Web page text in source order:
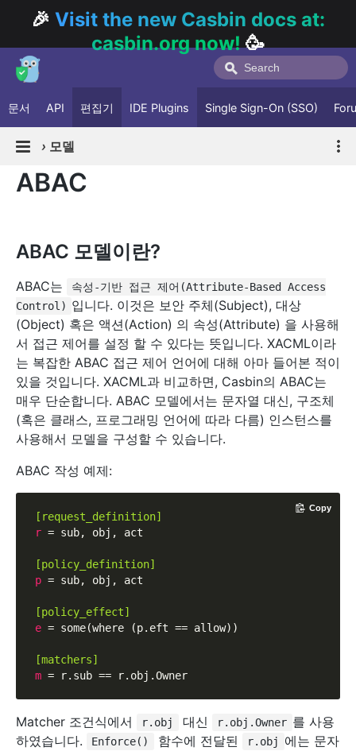
🎉 Visit the new Casbin docs at:
casbin.org now!🥳
문서 API 편집기 IDE Plugins Single Sign-On (SSO)
› 모델
ABAC
ABAC 모델이란?
ABAC는
속성-기반 접근 제어(Attribute-Based Access
Control) 입니다. 이것은 보안 주체(Subject), 대상
(Object) 혹은 액션(Action) 의 속성(Attribute) 을 사용해
서 접근 제어를 설정 할 수 있다는 뜻입니다. XACML이라
는 복잡한 ABAC 접근 제어 언어에 대해 아마 들어본 적이
있을 것입니다. XACML과 비교하면, Casbin의 ABAC는
매우 단순합니다. ABAC 모델에서는 문자열 대신, 구조체
(혹은 클래스, 프로그래밍 언어에 따라 다름) 인스턴스를
사용해서 모델을 구성할 수 있습니다.
ABAC 작성 예제:
[request_definition]
r = sub, obj, act
[policy_definition]
p = sub, obj, act
[policy_effect]
e = some(where (p.eft == allow))
[matchers]
m
Copy
Matcher 조건식에서 r.obj 대신 r.obj.Owner 를 사용
하였습니다.
Enforce() 함수에 전달된 r.obj
에는 문자